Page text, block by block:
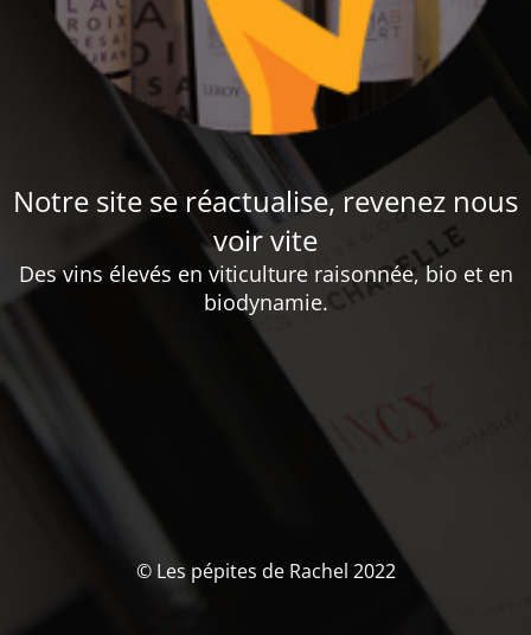
Notre site se réactualise, revenez nous
voir vite
Des vins élevés en viticulture raisonnée, bio et en
biodynamie.
© Les pépites de Rachel 2022